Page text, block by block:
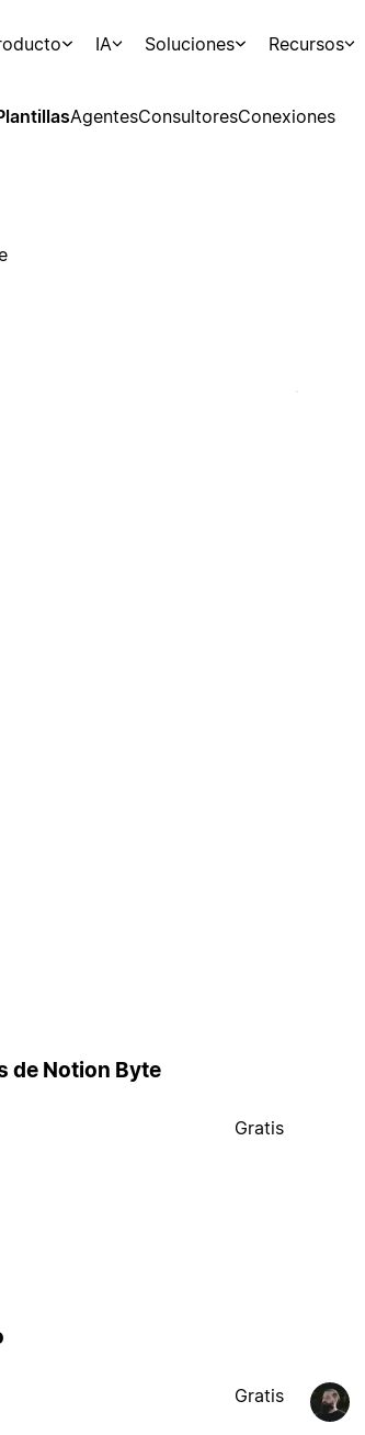
IA Soluciones Recursos
AgentesConsultoresConexiones
de Notion Byte
Gratis
Gratis